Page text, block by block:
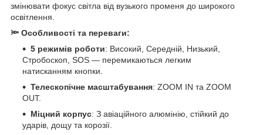
змінювати фокус світла від вузького променя до широкого
освітлення.
🔦 Особливості та переваги:
5 режимів роботи: Високий, Середній, Низький,
Стробоскоп, SOS — перемикаються легким
натисканням кнопки.
Телескопічне масштабування: ZOOM IN та ZOOM
OUT.
Міцний корпус: З авіаційного алюмінію, стійкий до
ударів, дощу та корозії.